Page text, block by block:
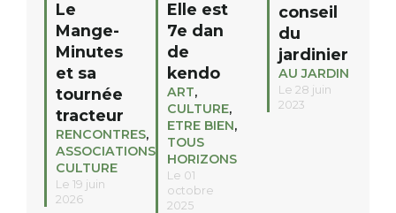
Le
Mange-
Minutes
et sa
tournée
tracteur
RENCONTRES,
ASSOCIATIONS
CULTURE
Le 19 juin
2026
Elle est
7e dan
de
kendo
ART,
CULTURE,
ETRE BIEN,
TOUS
HORIZONS
Le 01
octobre
2025
conseil
du
jardinier
AU JARDIN
Le 28 juin
2023